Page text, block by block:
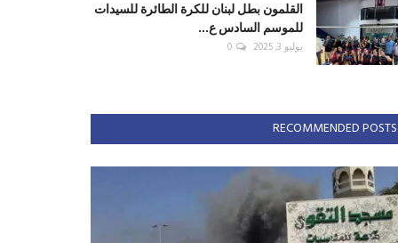
القلمون بطل لبنان للكرة الطائرة للسيدات
للموسم السادس ع...
يوليو 3, 2025 0
RECOMMENDED POSTS